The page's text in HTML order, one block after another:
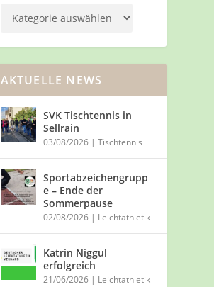
AKTUELLE NEWS
SVK Tischtennis in
Sellrain
03/08/2026| Tischtennis
Sportabzeichengrupp
e – Ende der
Sommerpause
02/08/2026| Leichtathletik
Katrin Niggul
erfolgreich
21/06/2026| Leichtathletik